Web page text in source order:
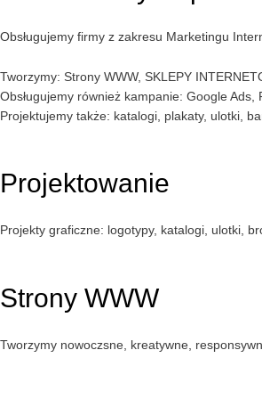
Obsługujemy firmy z zakresu Marketingu
Tworzymy: Strony WWW, SKLEPY
Obsługujemy również kampanie: Google Ads,
Projektujemy także: katalogi, plakaty, ulotki,
Projektowanie
Projekty graficzne: logotypy, katalogi, ulotki,
Strony WWW
Tworzymy nowoczsne, kreatywne,